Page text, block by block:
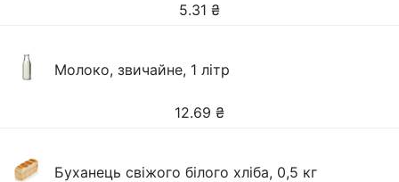
5.31 ₴
Молоко, звичайне, 1 літр
12.69 ₴
Буханець свіжого білого хліба, 0,5 кг